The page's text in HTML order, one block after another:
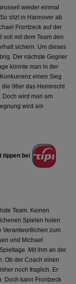
wieder einmal
sitzt in Hannover ab
Frontzeck auf der
soll mit dem Team den
sichern. Um dieses
Der nächste Gegner
könnte man in der
einen Sieg
96er das Heimrecht
Doch wird man am
wird am
tippen bei
Team. Keinen
Spielen holen.
Verantwortlichen zum
und Michael
Mit ihm an der
Ob der Coach einen
noch fraglich. Er
Doch kann Frontzeck